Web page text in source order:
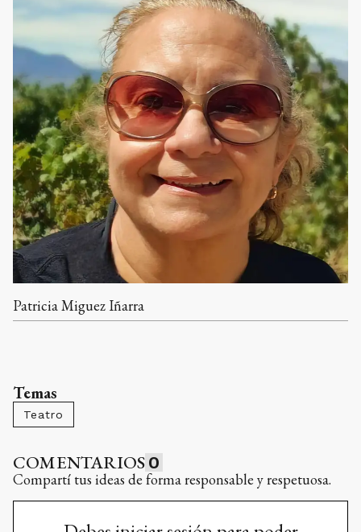
Patricia Miguez Iñarra
Temas
Teatro
COMENTARIOS 0
Compartí tus ideas de forma responsable y respetuosa.